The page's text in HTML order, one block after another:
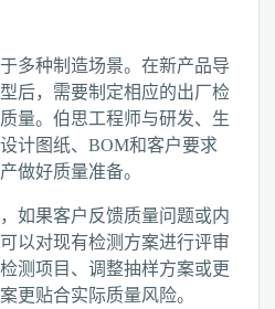
多种制造场景。在新产品导
后，需要制定相应的出厂检
量。伯思工程师与研发、生
计图纸、BOM和客户要求
做好质量准备。
如果客户反馈质量问题或内
以对现有检测方案进行评审
测项目、调整抽样方案或更
更贴合实际质量风险。